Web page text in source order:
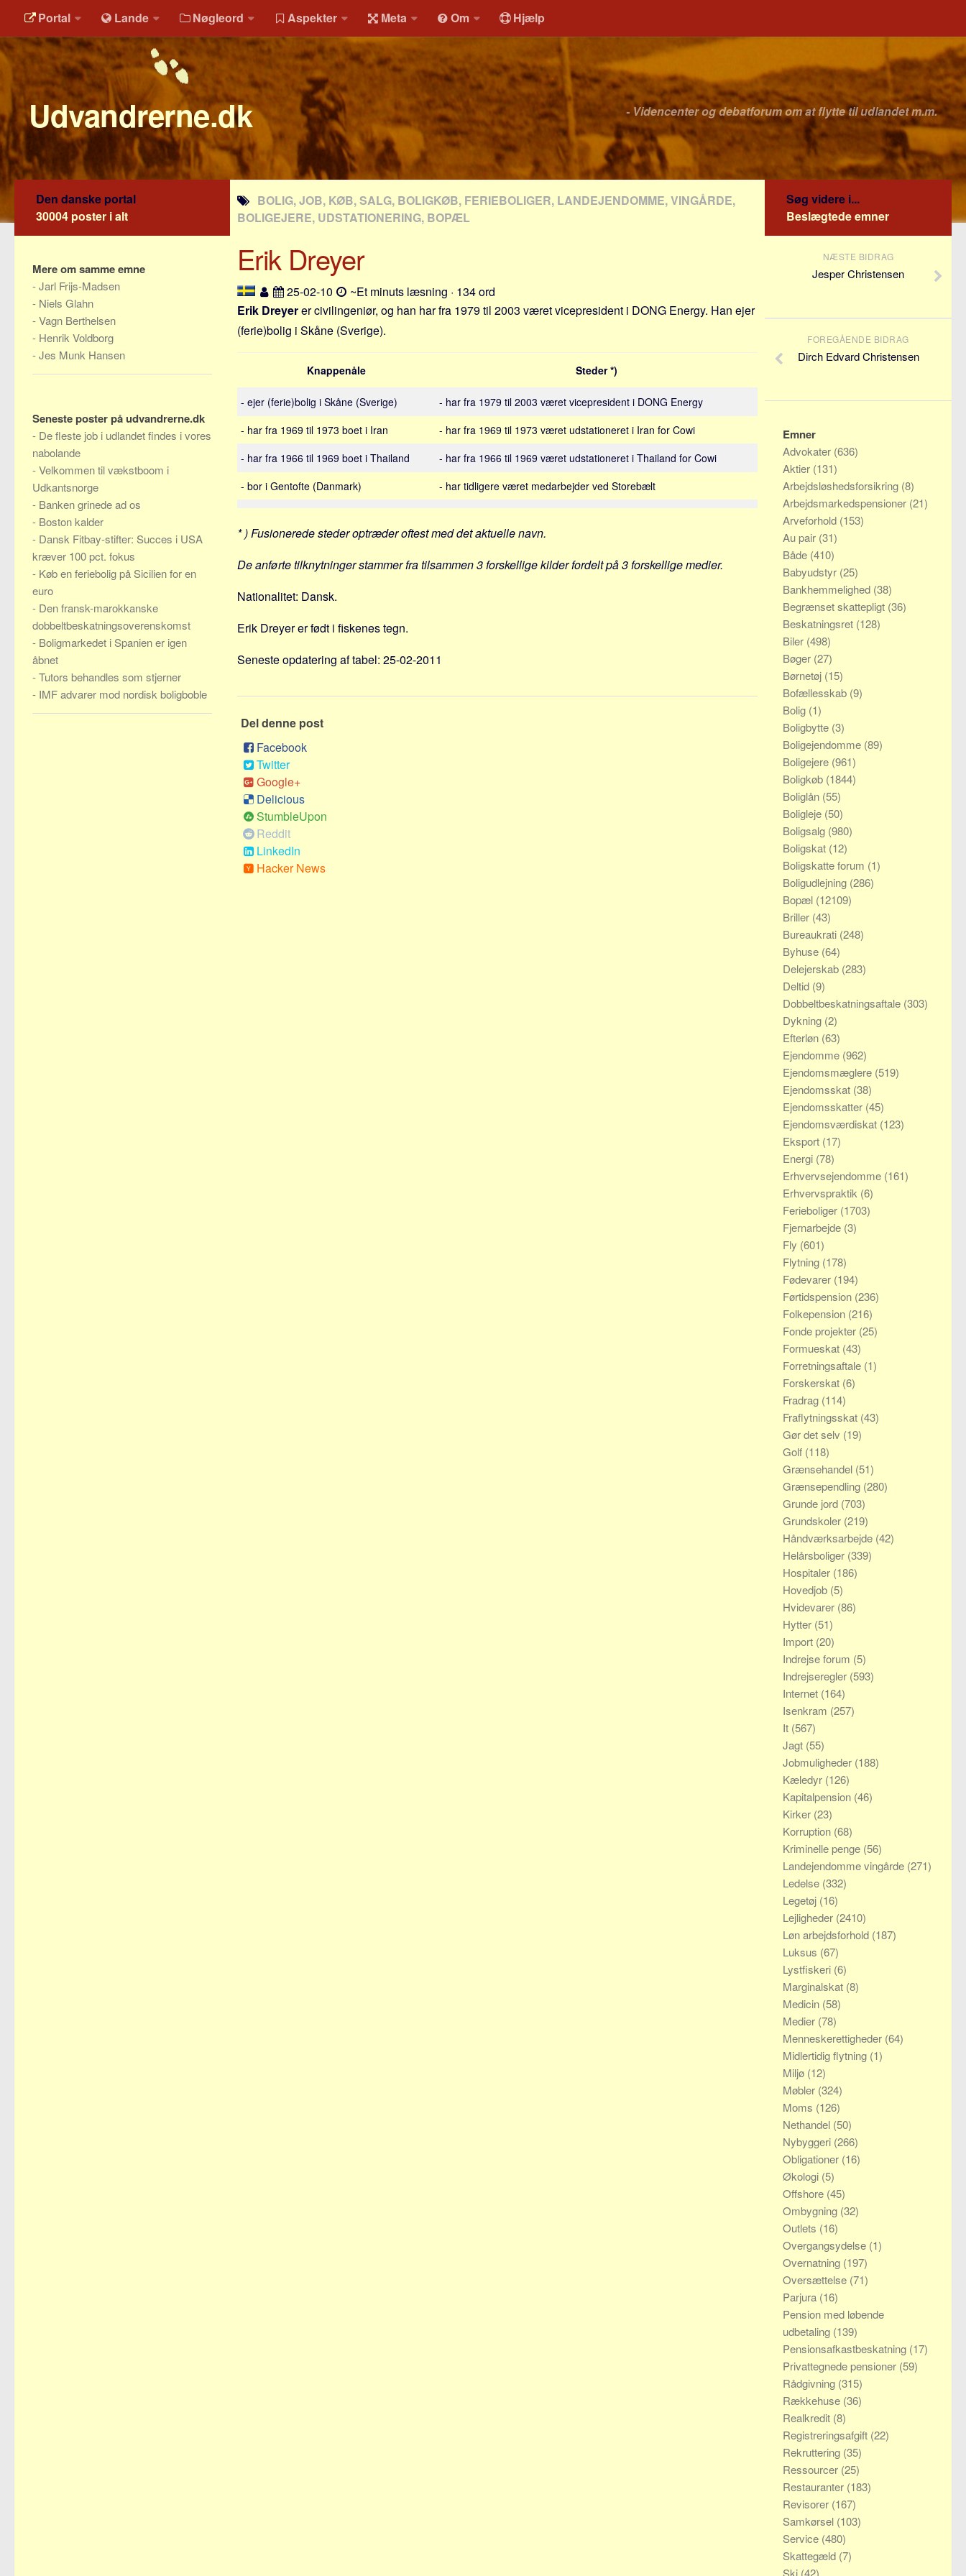
Portal Lande Nøgleord Aspekter Meta Om Hjælp
Udvandrerne.dk - Videncenter og debatforum om at flytte til udlandet m.m.
BOLIG, JOB, KØB, SALG, BOLIGKØB, FERIEBOLIGER, LANDEJENDOMME, VINGÅRDE,
BOLIGEJERE, UDSTATIONERING, BOPÆL
Erik Dreyer
25-02-10
~Et minuts læsning · 134 ord
Erik Dreyerer civilingeniør, og han har fra 1979 til 2003 været vicepresident i DONG Energy. Han ejer
(ferie)bolig i Skåne (Sverige).
Knappenåle Steder *)
- ejer (ferie)bolig i Skåne (Sverige)
- har fra 1979 til 2003 været vicepresident i DONG Energy
- har fra 1969 til 1973 boet i Iran
- har fra 1969 til 1973 været udstationeret i Iran for Cowi
- har fra 1966 til 1969 boet i Thailand
- har fra 1966 til 1969 været udstationeret i Thailand for Cowi
- bor i Gentofte (Danmark)
- har tidligere været medarbejder ved Storebælt
* ) Fusionerede steder optræder oftest med det aktuelle navn.
De anførte tilknytninger stammer fra tilsammen 3 forskellige kilder fordelt på 3 forskellige medier.
Nationalitet: Dansk.
Erik Dreyer er født i fiskenes tegn.
Seneste opdatering af tabel: 25-02-2011
Del denne post
Facebook
Twitter
Google+
Delicious
StumbleUpon
Reddit
LinkedIn
Hacker News
Den danske portal
30004 poster i alt
Mere om samme emne
-Jarl Frijs-Madsen
- Niels Glahn
-Vagn Berthelsen
- Henrik Voldborg
-Jes Munk Hansen
Seneste poster på udvandrerne.dk
- De fleste job i udlandet findes i vores
nabolande
-Velkommen til vækstboom i
Udkantsnorge
- Banken grinede ad os
- Boston kalder
- Dansk Fitbay-stifter: Succes i USA
kræver 100 pct. fokus
- Køb en feriebolig på Sicilien for en
euro
- Den fransk-marokkanske
dobbeltbeskatningsoverenskomst
- Boligmarkedet i Spanien er igen
åbnet
-Tutors behandles som stjerner
- IMF advarer mod nordisk boligboble
Søg videre i...
Beslægtede emner
NÆSTE BIDRAG
Jesper Christensen
FOREGÅENDE BIDRAG
Dirch Edvard Christensen
Emner
Advokater (636)
Aktier (131)
Arbejdsløshedsforsikring (8)
Arbejdsmarkedspensioner (21)
Arveforhold (153)
Au pair (31)
Både (410)
Babyudstyr (25)
Bankhemmelighed (38)
Begrænset skattepligt (36)
Beskatningsret (128)
Biler (498)
Bøger (27)
Børnetøj (15)
Bofællesskab (9)
Bolig (1)
Boligbytte (3)
Boligejendomme (89)
Boligejere (961)
Boligkøb (1844)
Boliglån (55)
Boligleje (50)
Boligsalg (980)
Boligskat (12)
Boligskatte forum (1)
Boligudlejning (286)
Bopæl (12109)
Briller (43)
Bureaukrati (248)
Byhuse (64)
Delejerskab (283)
Deltid (9)
Dobbeltbeskatningsaftale (303)
Dykning (2)
Efterløn (63)
Ejendomme (962)
Ejendomsmæglere (519)
Ejendomsskat (38)
Ejendomsskatter (45)
Ejendomsværdiskat (123)
Eksport (17)
Energi (78)
Erhvervsejendomme (161)
Erhvervspraktik (6)
Ferieboliger (1703)
Fjernarbejde (3)
Fly (601)
Flytning (178)
Fødevarer (194)
Førtidspension (236)
Folkepension (216)
Fonde projekter (25)
Formueskat (43)
Forretningsaftale (1)
Forskerskat (6)
Fradrag (114)
Fraflytningsskat (43)
Gør det selv (19)
Golf (118)
Grænsehandel (51)
Grænsependling (280)
Grunde jord (703)
Grundskoler (219)
Håndværksarbejde (42)
Helårsboliger (339)
Hospitaler (186)
Hovedjob (5)
Hvidevarer (86)
Hytter (51)
Import (20)
Indrejse forum (5)
Indrejseregler (593)
Internet (164)
Isenkram (257)
It (567)
Jagt (55)
Jobmuligheder (188)
Kæledyr (126)
Kapitalpension (46)
Kirker (23)
Korruption (68)
Kriminelle penge (56)
Landejendomme vingårde (271)
Ledelse (332)
Legetøj (16)
Lejligheder (2410)
Løn arbejdsforhold (187)
Luksus (67)
Lystfiskeri (6)
Marginalskat (8)
Medicin (58)
Medier (78)
Menneskerettigheder (64)
Midlertidig flytning (1)
Miljø (12)
Møbler (324)
Moms (126)
Nethandel (50)
Nybyggeri (266)
Obligationer (16)
Økologi (5)
Offshore (45)
Ombygning (32)
Outlets (16)
Overgangsydelse (1)
Overnatning (197)
Oversættelse (71)
Parjura (16)
Pension med løbende
udbetaling (139)
Pensionsafkastbeskatning (17)
Privattegnede pensioner (59)
Rådgivning (315)
Rækkehuse (36)
Realkredit (8)
Registreringsafgift (22)
Rekruttering (35)
Ressourcer (25)
Restauranter (183)
Revisorer (167)
Samkørsel (103)
Service (480)
Skattegæld (7)
Ski (42)